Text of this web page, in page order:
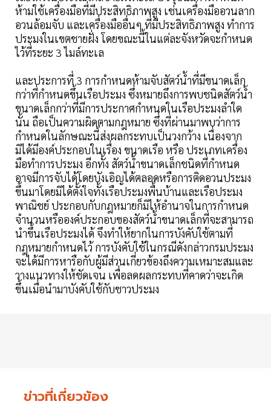
ห้ามใช้เครื่องมือที่มีประสิทธิภาพสูง เช่นเครื่องมืออวนลาก
อวนล้อมจับ และเครื่องมืออื่นๆ ที่มีประสิทธิภาพสูง ทำการ
ประมงในเขตชายฝั่ง โดยขณะนี้ในแต่ละจังหวัดจะกำหนด
ไว้ที่ระยะ 3 ไมล์ทะเล
และประการที่ 3 การกำหนดห้ามจับสัตว์น้ำที่มีขนาดเล็ก
กว่าที่กำหนดขึ้นเรือประมง ซึ่งหมายถึงการพบชนิดสัตว์น้ำ
ขนาดเล็กกว่าที่มีการประกาศกำหนดในเรือประมงลำใด
นั้น ถือเป็นความผิดตามกฎหมาย ซึ่งที่ผ่านมาพบว่าการ
กำหนดในลักษณะนี้ส่งผลกระทบเป็นวงกว้าง เนื่องจาก
มิได้มีองค์ประกอบในเรื่อง ขนาดเรือ หรือ ประเภทเครื่อง
มือทำการประมง อีกทั้ง สัตว์น้ำขนาดเล็กชนิดที่กำหนด
อาจมีการจับได้โดยบังเอิญได้ตลอดหรือการติดอวนประมง
ขึ้นมาโดยมิได้ตั้งใจทั้งเรือประมงพื้นบ้านและเรือประมง
พาณิชย์ ประกอบกับกฎหมายก็มิไห้อำนาจในการกำหนด
จำนวนหรือองค์ประกอบของสัตว์น้ำขนาดเล็กที่จะสามารถ
นำขึ้นเรือประมงได้ จึงทำให้ยากในการบังคับใช้ตามที่
กฎหมายกำหนดไว้ การบังคับใช้ในกรณีดังกล่าวกรมประมง
จะได้มีการหารือกับผู้มีส่วนเกี่ยวข้องถึงความเหมาะสมและ
วางแนวทางให้ชัดเจน เพื่อลดผลกระทบที่คาดว่าจะเกิด
ขึ้นเมื่อนำมาบังคับใช้กับชาวประมง
ข่าวที่เกี่ยวข้อง